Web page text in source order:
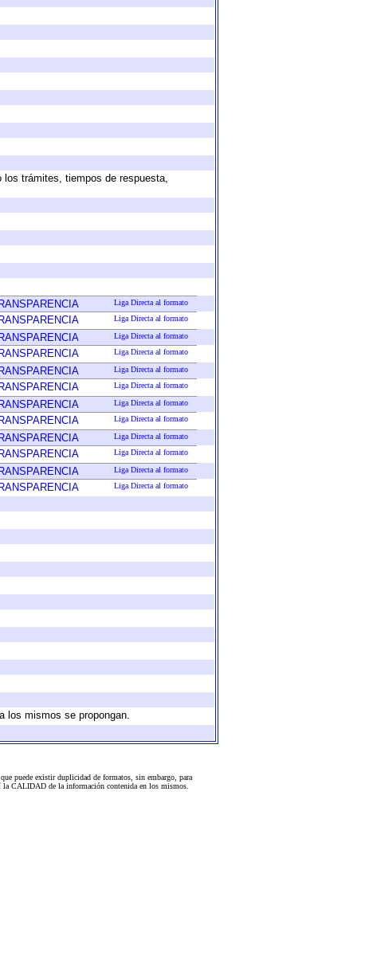
trámites, tiempos de respuesta,
Liga Directa al formato
Liga Directa al formato
Liga Directa al formato
Liga Directa al formato
Liga Directa al formato
Liga Directa al formato
Liga Directa al formato
Liga Directa al formato
Liga Directa al formato
Liga Directa al formato
Liga Directa al formato
Liga Directa al formato
los mismos se propongan.
puede existir duplicidad de formatos, sin embargo, para
la CALIDAD de la información contenida en los mismos.